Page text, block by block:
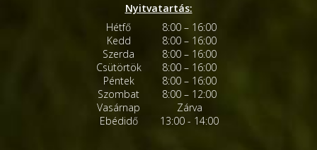
Nyitvatartás:
Hétfő
8:00 – 16:00
Kedd
8:00 – 16:00
Szerda
8:00 – 16:00
Csütörtök
8:00 – 16:00
Péntek
8:00 – 16:00
Szombat
8:00 – 12:00
Vasárnap
Zárva
Ebédidő
13:00 - 14:00